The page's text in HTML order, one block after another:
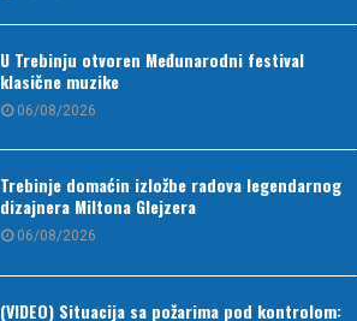
U Trebinju otvoren Međunarodni festival
klasične muzike
06/08/2026
Trebinje domaćin izložbe radova legendarnog
dizajnera Miltona Glejzera
06/08/2026
(VIDEO) Situacija sa požarima pod kontrolom: